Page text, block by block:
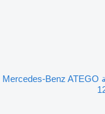
شاحنة مقفلة Mercedes-Benz ATEGO